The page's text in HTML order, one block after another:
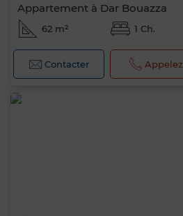
Appartement à Dar Bouazza
62 m² 1 Ch.
Contacter Appelez